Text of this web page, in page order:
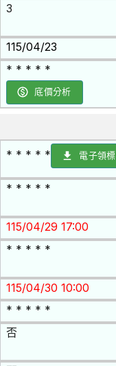
3
115/04/23
* * * * *
底價分析
* * * * * 電子領標
* * * * *
115/04/29 17:00
* * * * *
115/04/30 10:00
* * * * *
否